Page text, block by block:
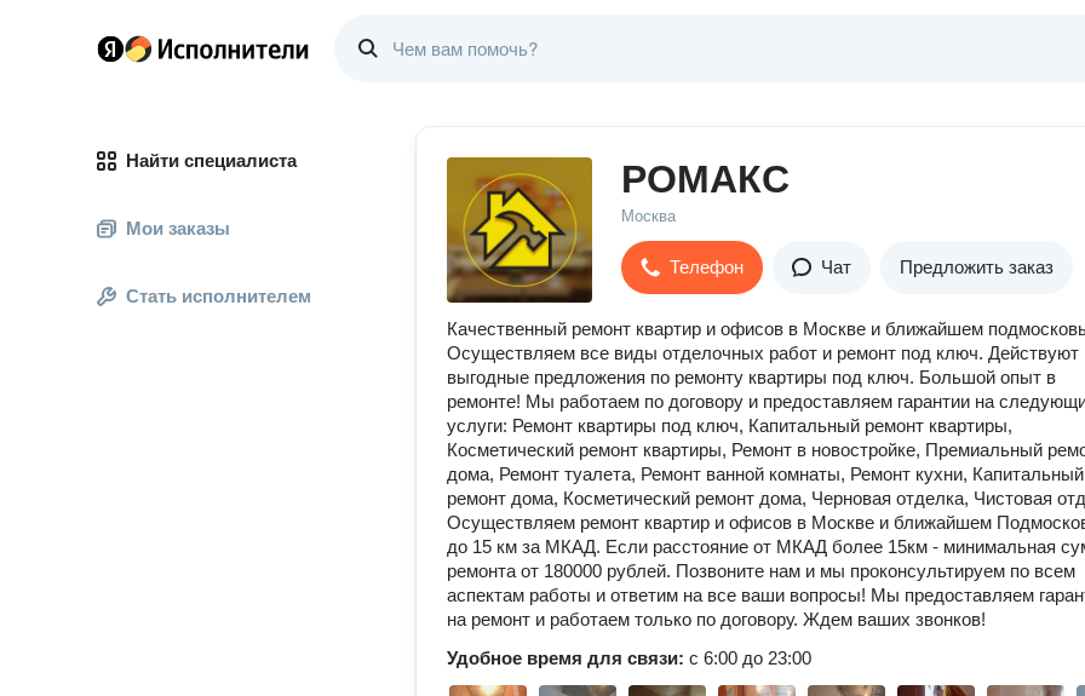
Найти специалиста
Мои заказы
Стать исполнителем
РОМАКС
Москва
Телефон Чат Предложить заказ
Качественный ремонт квартир и офисов в Москве и ближайшем
Осуществляем все виды отделочных работ и ремонт под ключ. Действуют
выгодные предложения по ремонту квартиры под ключ. Большой опыт в
ремонте! Мы работаем по договору и предоставляем гарантии на
услуги: Ремонт квартиры под ключ, Капитальный ремонт квартиры,
Косметический ремонт квартиры, Ремонт в новостройке, Премиальный
дома, Ремонт туалета, Ремонт ванной комнаты, Ремонт кухни, Капитальный
ремонт дома, Косметический ремонт дома, Черновая отделка, Чистовая
Осуществляем ремонт квартир и офисов в Москве и ближайшем
до 15 км за МКАД. Если расстояние от МКАД более 15км - минимальная
ремонта от 180000 рублей. Позвоните нам и мы проконсультируем по всем
аспектам работы и ответим на все ваши вопросы! Мы предоставляем
на ремонт и работаем только по договору. Ждем ваших звонков!
Удобное время для связи: с 6:00 до 23:00